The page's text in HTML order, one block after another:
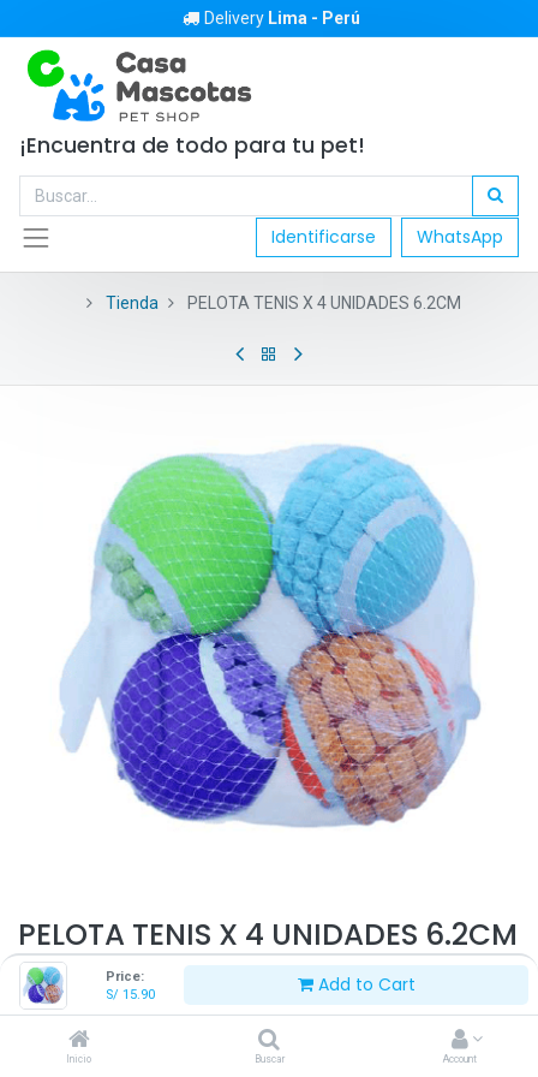
Price:
S/ 15.90 Add to Cart
Inicio Buscar Account
Delivery Lima - Perú
¡Encuentra de todo para tu pet!
Identificarse WhatsApp
Tienda PELOTA TENIS X 4 UNIDADES 6.2CM
PELOTA TENIS X 4 UNIDADES 6.2CM
S/15.90